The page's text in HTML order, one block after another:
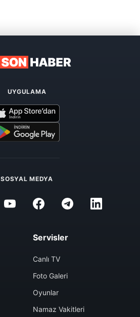
UYGULAMA
SOSYAL MEDYA
Servisler
Canlı TV
Foto Galeri
Oyunlar
Namaz Vakitleri